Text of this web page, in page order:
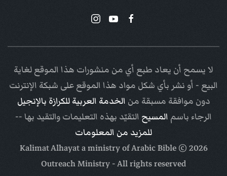
لا يسمح أن يعاد طبع أي من منشورات هذا الموقع لغاية
البيع - أو نشر بأي شكل مواد هذا الموقع على شبكة الإنترنت
دون موافقة مسبقة من الخدمة العربية للكرازة بالإنجيل
الرجاء باسم المسيح التقيّد بهذه التعليمات والتقيد بها --
للمزيد من المعلومات
2026
© Kalimat Alhayat a ministry of
Arabic Bible
Outreach Ministry- All rights reserved